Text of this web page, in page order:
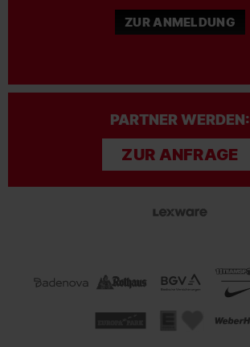
ZUR ANMELDUNG
PARTNER WERDEN:
ZUR ANFRAGE